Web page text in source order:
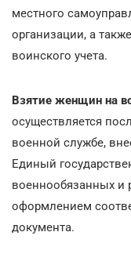
местного
организации, а
воинского учета.
Взятие женщин на
осуществляется
военной службе,
Единый
военнообязанных и
оформлением
документа.